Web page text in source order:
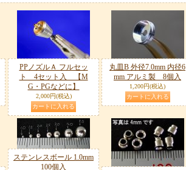
PPノズルＡ フルセッ
ト 4セット入 【M
G・PGなどに】
2,000円(税込)
丸皿B 外径7.0mm 内径6
mm アルミ製 8個入
1,200円(税込)
ステンレスボール 1.0mm
100個入